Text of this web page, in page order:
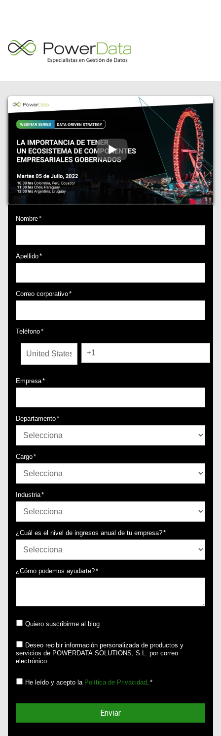
Nombre*
Apellido*
Correo corporativo*
Teléfono*
Empresa*
Departamento*
Cargo*
Industria*
¿Cuál es el nivel de ingresos anual de tu empresa?*
¿Cómo podemos ayudarte?*
Quiero suscribirme al blog
Deseo recibir información personalizada de productos y
servicios de POWERDATA SOLUTIONS, S.L. por correo
electrónico
He leído y acepto la Política de Privacidad. *